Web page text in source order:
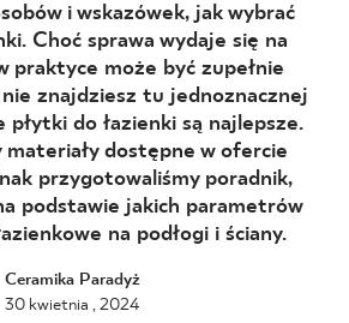
BLOG
GDZIE KUPIĆ
O NAS
i wskazówek, jak wybrać
Choć sprawa wydaje się na
praktyce może być zupełnie
znajdziesz tu jednoznacznej
płytki do łazienki są najlepsze.
materiały dostępne w ofercie
przygotowaliśmy poradnik,
podstawie jakich parametrów
na podłogi i ściany.
Ceramika Paradyż
30 kwietnia , 2024